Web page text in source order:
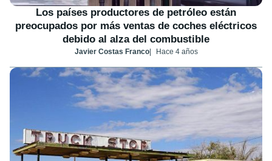
Los países productores de petróleo están
preocupados por más ventas de coches eléctricos
debido al alza del combustible
Javier Costas Franco Hace 4 años